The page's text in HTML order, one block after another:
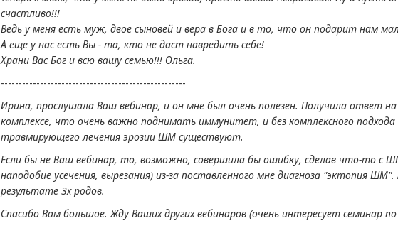
счастливо!!!
Ведь у меня есть муж, двое сыновей и вера в Бога и в то, что он подарит нам
А еще у нас есть Вы - та, кто не даст навредить себе!
Храни Вас Бог и всю вашу семью!!! Ольга.
----------------------------------------------------
Ирина, прослушала Ваш вебинар, и он мне был очень полезен. Получила ответ
комплексе, что очень важно поднимать иммунитет, и без комплексного
травмирующего лечения эрозии ШМ существуют.
Если бы не Ваш вебинар, то, возможно, совершила бы ошибку, сделав что-то с
наподобие усечения, вырезания) из-за поставленного мне диагноза "эктопия
результате 3х родов.
Спасибо Вам большое. Жду Ваших других вебинаров (очень интересует семинар